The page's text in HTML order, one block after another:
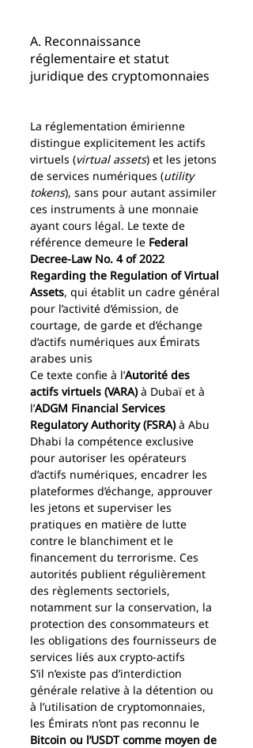
A. Reconnaissance
réglementaire et statut
juridique des cryptomonnaies
La réglementation émirienne
distingue explicitement les actifs
virtuels (virtual assets) et les jetons
de services numériques (utility
tokens), sans pour autant assimiler
ces instruments à une monnaie
ayant cours légal. Le texte de
référence demeure le Federal
Decree-Law No. 4 of 2022
Regarding the Regulation of Virtual
Assets, qui établit un cadre général
pour l’activité d’émission, de
courtage, de garde et d’échange
d’actifs numériques aux Émirats
arabes unis
Ce texte confie à l’Autorité des
actifs virtuels (VARA) à Dubaï et à
l’ADGM Financial Services
Regulatory Authority (FSRA) à Abu
Dhabi la compétence exclusive
pour autoriser les opérateurs
d’actifs numériques, encadrer les
plateformes d’échange, approuver
les jetons et superviser les
pratiques en matière de lutte
contre le blanchiment et le
financement du terrorisme. Ces
autorités publient régulièrement
des règlements sectoriels,
notamment sur la conservation, la
protection des consommateurs et
les obligations des fournisseurs de
services liés aux crypto-actifs
S’il n’existe pas d’interdiction
générale relative à la détention ou
à l’utilisation de cryptomonnaies,
les Émirats n’ont pas reconnu le
Bitcoin ou l’USDT comme moyen de